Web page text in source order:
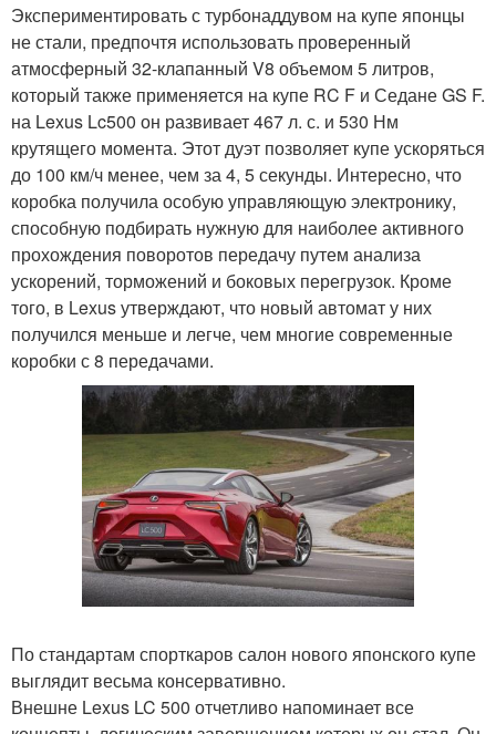
Экспериментировать с турбонаддувом на купе японцы
не стали, предпочтя использовать проверенный
атмосферный 32-клапанный V8 объемом 5 литров,
который также применяется на купе RC F и Седане GS F.
на Lexus Lc500 он развивает 467 л. с. и 530 Нм
крутящего момента. Этот дуэт позволяет купе ускоряться
до 100 км/ч менее, чем за 4, 5 секунды. Интересно, что
коробка получила особую управляющую электронику,
способную подбирать нужную для наиболее активного
прохождения поворотов передачу путем анализа
ускорений, торможений и боковых перегрузок. Кроме
того, в Lexus утверждают, что новый автомат у них
получился меньше и легче, чем многие современные
коробки с 8 передачами.
По стандартам спорткаров салон нового японского купе
выглядит весьма консервативно.
Внешне Lexus LC 500 отчетливо напоминает все